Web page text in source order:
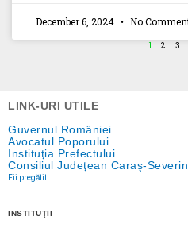
December 6, 2024 No
1 2 3
LINK-URI UTILE
Guvernul României
Avocatul Poporului
Instituţia Prefectului
Consiliul Judeţean Caraş-Severin
Fii pregătit
INSTITUŢII